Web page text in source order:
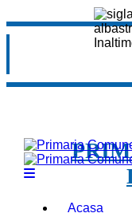
Acasa